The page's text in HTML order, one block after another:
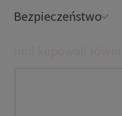
Bezpieczeństwo